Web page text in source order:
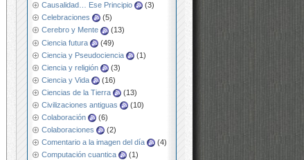
Causalidad… Ese Principio
(3)
Celebraciones
(5)
Cerebro y Mente
(13)
Ciencia futura
(49)
Ciencia y Pseudociencia
(1)
Ciencia y religión
(3)
Ciencia y Vida
(16)
Ciencias de la Tierra
(13)
Civilizaciones antiguas
(10)
Colaboración
(6)
Colaboraciones
(2)
Comentario a la imagen del día
(4)
Computación cuantica
(1)